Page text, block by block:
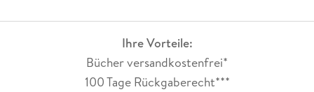
Ihre Vorteile:
Bücher versandkostenfrei*
100 Tage Rückgaberecht***